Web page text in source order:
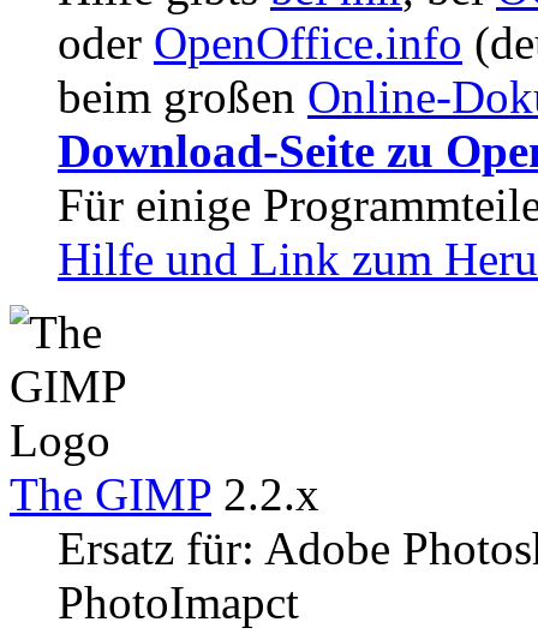
oder OpenOffice.info
beim großen Online-
Download-Seite zu
Für einige
Hilfe und Link zum
The GIMP 2.2.x
Ersatz für: Adobe
PhotoImapct